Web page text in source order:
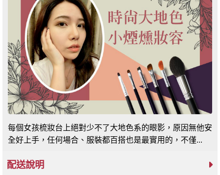
每個女孩梳妝台上絕對少不了大地色系的眼影，原因無他安
全好上手，任何場合、服裝都百搭也是最實用的，不僅...
配送說明